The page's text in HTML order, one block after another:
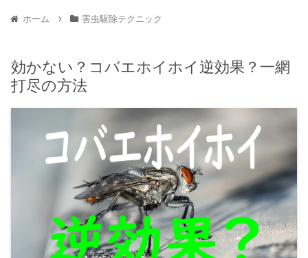
ホーム 害虫駆除テクニック
効かない？コバエホイホイ逆効果？一網
打尽の方法